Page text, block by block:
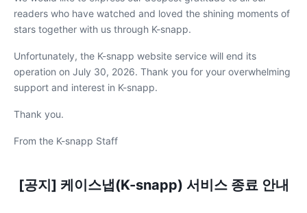
readers who have watched and loved the shining moments of
stars together with us through K-snapp.
Unfortunately, the K-snapp website service will end its
operation on July 30, 2026. Thank you for your overwhelming
support and interest in K-snapp.
Thank you.
From the K-snapp Staff
[공지] 케이스냅(K-snapp) 서비스 종료 안내